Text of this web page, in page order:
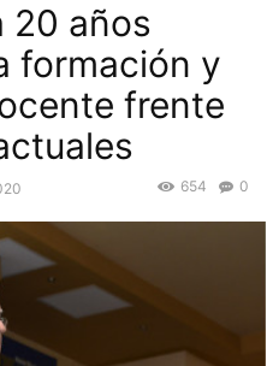
20 años
formación y
frente
0
654